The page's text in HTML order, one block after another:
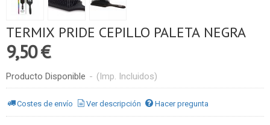
TERMIX PRIDE CEPILLO PALETA NEGRA
9,50 €
Producto Disponible - (Imp. Incluidos)
Costes de envío Ver descripción Hacer pregunta